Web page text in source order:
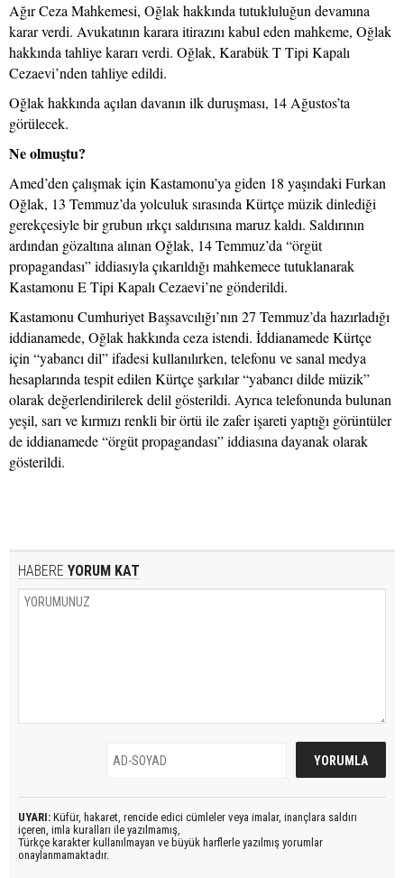
Ağır Ceza Mahkemesi, Oğlak hakkında tutukluluğun devamına
karar verdi. Avukatının karara itirazını kabul eden mahkeme, Oğlak
hakkında tahliye kararı verdi. Oğlak, Karabük T Tipi Kapalı
Cezaevi’nden tahliye edildi.
Oğlak hakkında açılan davanın ilk duruşması, 14 Ağustos’ta
görülecek.
Ne olmuştu?
Amed’den çalışmak için Kastamonu’ya giden 18 yaşındaki Furkan
Oğlak, 13 Temmuz’da yolculuk sırasında Kürtçe müzik dinlediği
gerekçesiyle bir grubun ırkçı saldırısına maruz kaldı. Saldırının
ardından gözaltına alınan Oğlak, 14 Temmuz’da “örgüt
propagandası” iddiasıyla çıkarıldığı mahkemece tutuklanarak
Kastamonu E Tipi Kapalı Cezaevi’ne gönderildi.
Kastamonu Cumhuriyet Başsavcılığı’nın 27 Temmuz’da hazırladığı
iddianamede, Oğlak hakkında ceza istendi. İddianamede Kürtçe
için “yabancı dil” ifadesi kullanılırken, telefonu ve sanal medya
hesaplarında tespit edilen Kürtçe şarkılar “yabancı dilde müzik”
olarak değerlendirilerek delil gösterildi. Ayrıca telefonunda bulunan
yeşil, sarı ve kırmızı renkli bir örtü ile zafer işareti yaptığı görüntüler
de iddianamede “örgüt propagandası” iddiasına dayanak olarak
gösterildi.
HABERE YORUM KAT
UYARI: Küfür, hakaret, rencide edici cümleler veya imalar, inançlara saldırı
içeren, imla kuralları ile yazılmamış,
Türkçe karakter kullanılmayan ve büyük harflerle yazılmış yorumlar
onaylanmamaktadır.